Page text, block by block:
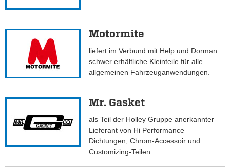
Motormite
liefert im Verbund mit Help und Dorman
schwer erhältliche Kleinteile für alle
allgemeinen Fahrzeuganwendungen.
Mr. Gasket
als Teil der Holley Gruppe anerkannter
Lieferant von Hi Performance
Dichtungen, Chrom-Accessoir und
Customizing-Teilen.